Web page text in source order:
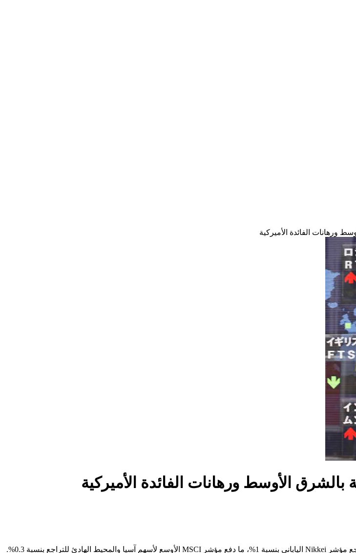
ورهانات الفائدة الأميركية
الأوسط ورهانات الفائدة الأميركية
تراجعت الأسهم في آسيا يوم الاثنين، حيث انخفض مؤشر KOSPI الكوري الجنوبي بنحو 2%، وتراجع مؤشر Nikkei الياباني بنسبة 1%، ما دفع مؤشر MSCI الأوسع لأسهم آسيا والمحيط الهادئ للتراجع بنسبة 0.3%.